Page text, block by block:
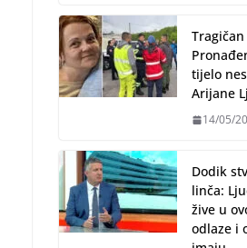
tijelo
Arijane
14/05/
Dodik
linča:
žive u
odlaze i